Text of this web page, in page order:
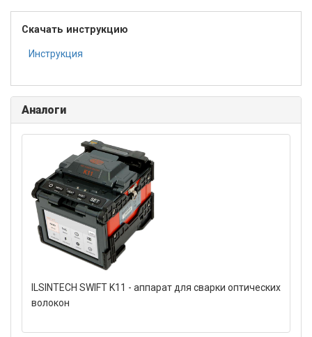
Скачать инструкцию
Инструкция
Аналоги
ILSINTECH SWIFT K11 - аппарат для сварки оптических
волокон